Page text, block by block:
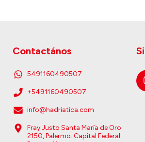
Contactános
5491160490507
+5491160490507
info@hadriatica.com
Fray Justo Santa María de Oro
2150, Palermo. Capital Federal.